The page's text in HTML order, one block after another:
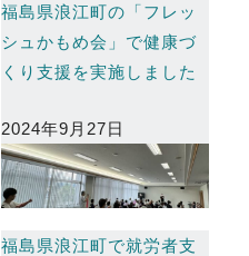
福島県浪江町の「フレッ
シュかもめ会」で健康づ
くり支援を実施しました
2024年9月27日
福島県浪江町で就労者支